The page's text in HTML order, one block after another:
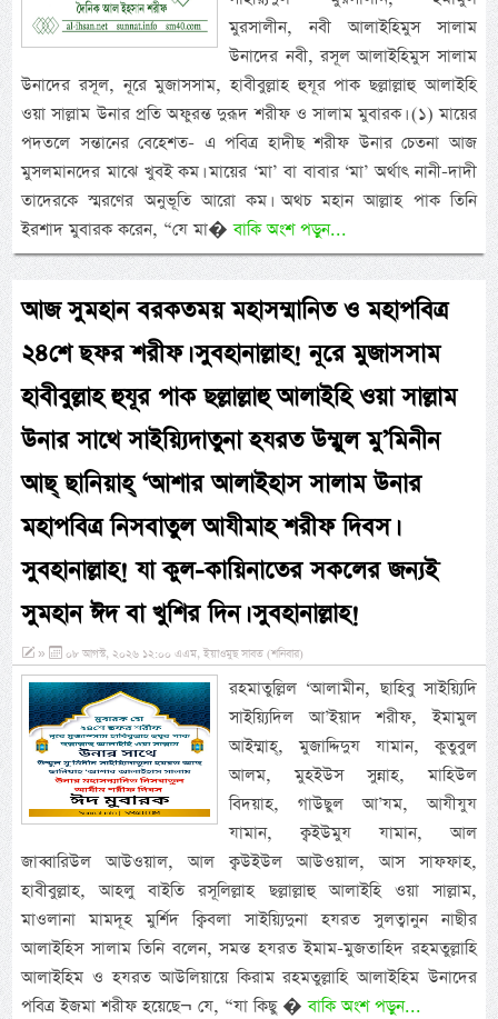
মুরসালীন, নবী আলাইহিমুস সালাম
উনাদের নবী, রসূল আলাইহিমুস সালাম
উনাদের রসূল, নূরে মুজাসসাম, হাবীবুল্লাহ হুযূর পাক ছল্লাল্লাহু আলাইহি
ওয়া সাল্লাম উনার প্রতি অফুরন্ত দুরূদ শরীফ ও সালাম মুবারক। (১) মায়ের
পদতলে সন্তানের বেহেশত- এ পবিত্র হাদীছ শরীফ উনার চেতনা আজ
মুসলমানদের মাঝে খুবই কম। মায়ের ‘মা’ বা বাবার ‘মা’ অর্থাৎ নানী-দাদী
তাদেরকে স্মরণের অনুভূতি আরো কম। অথচ মহান আল্লাহ পাক তিনি
ইরশাদ মুবারক করেন, “যে মা�বাকি অংশ পড়ুন...
আজ সুমহান বরকতময় মহাসম্মানিত ও মহাপবিত্র
২৪শে ছফর শরীফ। সুবহানাল্লাহ! নূরে মুজাসসাম
হাবীবুল্লাহ হুযূর পাক ছল্লাল্লাহু আলাইহি ওয়া সাল্লাম
উনার সাথে সাইয়্যিদাতুনা হযরত উম্মুল মু’মিনীন
আছ্ ছানিয়াহ্ ‘আশার আলাইহাস সালাম উনার
মহাপবিত্র নিসবাতুল আযীমাহ শরীফ দিবস।
সুবহানাল্লাহ! যা কুল-কায়িনাতের সকলের জন্যই
সুমহান ঈদ বা খুশির দিন। সুবহানাল্লাহ!
» ০৮ আগস্ট, ২০২৬ ১২:০০ এএম, ইয়াওমুছ সাবত (শনিবার)
রহমাতুল্লিল ‘আলামীন, ছাহিবু সাইয়্যিদি
সাইয়্যিদিল আ’ইয়াদ শরীফ, ইমামুল
আইম্মাহ্, মুজাদ্দিদুয যামান, কুতুবুল
আলম, মুহইউস সুন্নাহ, মাহিউল
বিদয়াহ, গাউছুল আ’যম, আযীযুয
যামান, ক্বইউমুয যামান, আল
জাব্বারিউল আউওয়াল, আল ক্বউইউল আউওয়াল, আস সাফফাহ,
হাবীবুল্লাহ, আহলু বাইতি রসূলিল্লাহ ছল্লাল্লাহু আলাইহি ওয়া সাল্লাম,
মাওলানা মামদূহ মুর্শিদ ক্বিবলা সাইয়্যিদুনা হযরত সুলত্বানুন নাছীর
আলাইহিস সালাম তিনি বলেন, সমস্ত হযরত ইমাম-মুজতাহিদ রহমতুল্লাহি
আলাইহিম ও হযরত আউলিয়ায়ে কিরাম রহমতুল্লাহি আলাইহিম উনাদের
পবিত্র ইজমা শরীফ হয়েছে¬ যে, “যা কিছু �বাকি অংশ পড়ুন...